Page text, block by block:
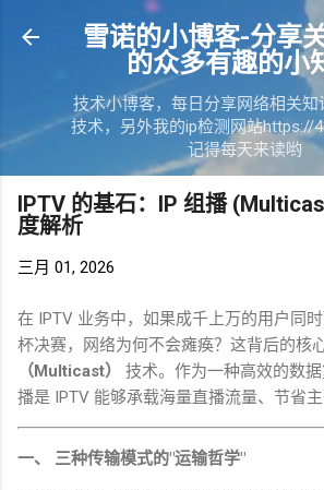
跳至主要内容
雪诺的小博客-分享
的众多有趣的小
技术小博客，每日分享网络相关知
技术，另外我的ip检测网站https://
记得每天来读哟
IPTV 的基石：IP 组播
度解析
三月 01, 2026
在 IPTV 业务中，如果成千上万的用户同
杯决赛，网络为何不会瘫痪？这背后的核
（Multicast）
技术。作为一种高效的数
播是 IPTV 能够承载海量直播流量、节省主
一、 三种传输模式的"运输哲学"